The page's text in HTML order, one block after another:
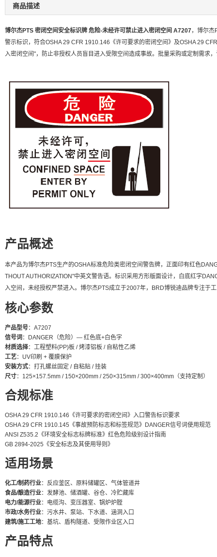
商品描述
博尔杰PTS 密闭空间安全标识牌 危险-未经许可禁止进入密闭空间 A7207，博尔杰
警示标识，符合OSHA 29 CFR 1910.146《许可要求的密闭空间》及OSHA 29
入密闭空间"，防止非授权人员盲目进入受限空间造成事故。批量采购或定制需求
产品概述
本产品为博尔杰PTS生产的OSHA标准危险类密闭空间警告牌，正面印有红色
THOUT AUTHORIZATION"中英文警告语。标识采用方形版面设计，白底红字
入空间，未经授权严禁进入。博尔杰PTS成立于2007年，BRD博锐迪品牌专注于
核心参数
产品型号：A7207
信号词 ：DANGER（危险）— 红色底+白色字
材质选择：工程塑料(PP)板 / 烤漆铝板 / 自粘性乙烯
工艺：UV印刷 + 覆膜保护
安装方式：打孔螺丝固定 / 自粘贴 / 挂装
尺寸：125×157.5mm / 150×200mm / 250×315mm / 300×400mm（支持定制）
合规标准
OSHA 29 CFR 1910.146《许可要求的密闭空间》入口警告标识要求
OSHA 29 CFR 1910.145《事故预防标志和标签规范》DANGER信号词使用规范
ANSI Z535.2《环境安全标志标牌标准》红色危险级别设计指南
GB 2894-2025《安全标志及其使用导则》
适用场景
化工/制药行业：反应釜区、原料储罐区、气体管道井
食品/酿造行业：发酵池、储酒罐、谷仓、冷贮藏库
电力/能源行业：电缆沟、变压器室、锅炉炉膛
市政/水务行业：污水井、泵站、下水道、涵洞入口
建筑/施工工地：基坑、盾构隧道、受限作业区入口
产品特点